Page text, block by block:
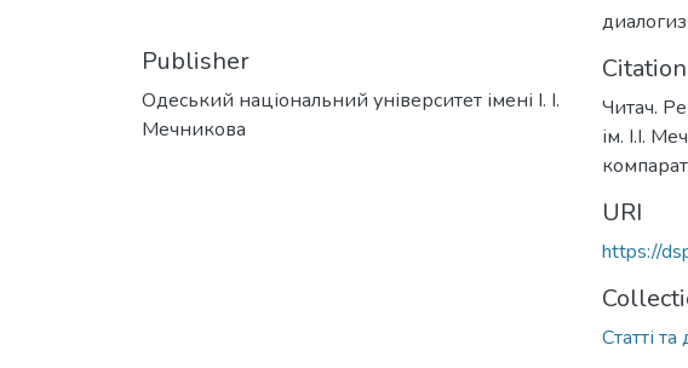
Publisher
Одеський національний університет імені І. І.
Мечникова
Citation
Читач.
ім. І.І.
URI
https://
Статті